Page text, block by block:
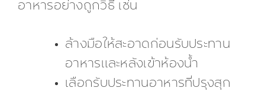
อาหารอย่างถูกวิธี เช่น
ล้างมือให้สะอาดก่อนรับประทาน
อาหารและหลังเข้าห้องน้ำ
เลือกรับประทานอาหารที่ปรุงสุก